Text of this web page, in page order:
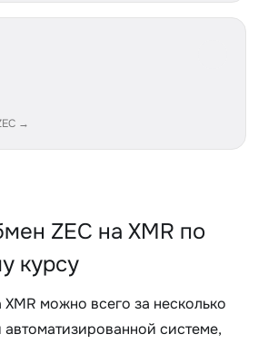
→
ZEC на XMR по
курсу
можно всего за несколько
автоматизированной системе,